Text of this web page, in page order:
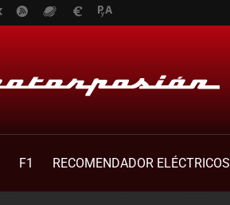
F1
RECOMENDADOR ELÉCTRICOS